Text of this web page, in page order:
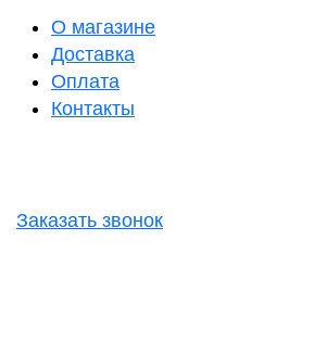
О магазине
Доставка
Оплата
Контакты
Заказать звонок